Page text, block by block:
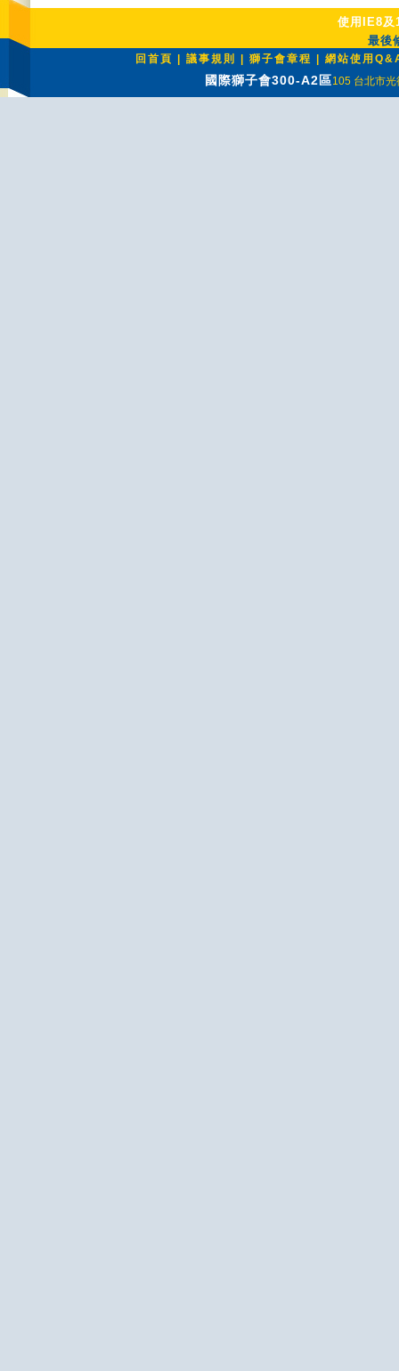
使用IE8及
最後
回首頁 議事規則 獅子會章程 網站使用
國際獅子會300-A2區105 台北市